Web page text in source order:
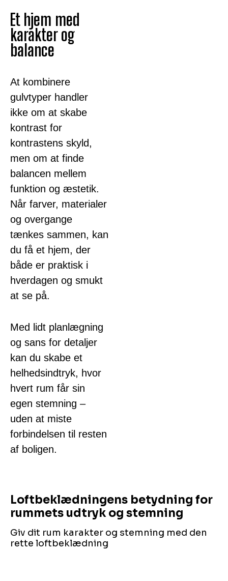
Et hjem med
karakter og
balance
At kombinere
gulvtyper handler
ikke om at skabe
kontrast for
kontrastens skyld,
men om at finde
balancen mellem
funktion og æstetik.
Når farver, materialer
og overgange
tænkes sammen, kan
du få et hjem, der
både er praktisk i
hverdagen og smukt
at se på.
Med lidt planlægning
og sans for detaljer
kan du skabe et
helhedsindtryk, hvor
hvert rum får sin
egen stemning –
uden at miste
forbindelsen til resten
af boligen.
Loftbeklædningens betydning for
rummets udtryk og stemning
Giv dit rum karakter og stemning med den
rette loftbeklædning